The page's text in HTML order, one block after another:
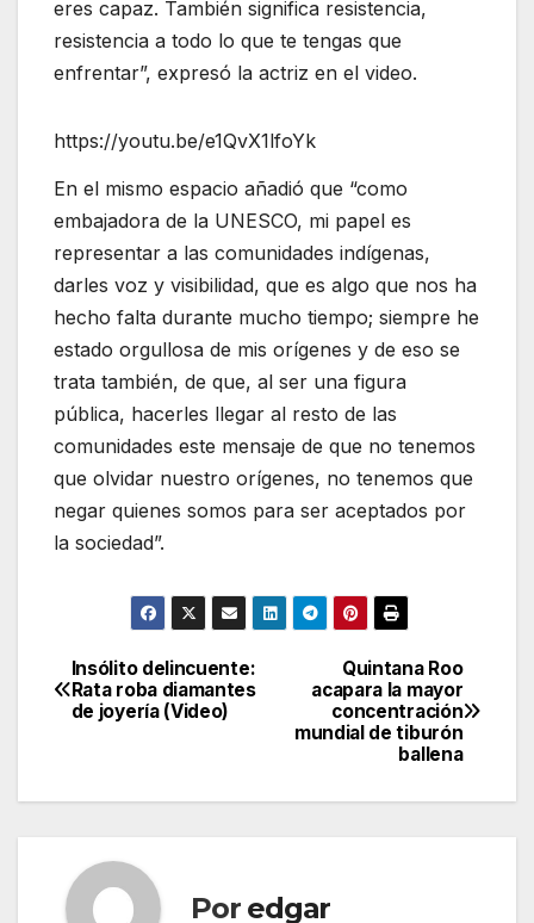
eres capaz. También significa resistencia,
resistencia a todo lo que te tengas que
enfrentar”, expresó la actriz en el video.
https://youtu.be/e1QvX1lfoYk
En el mismo espacio añadió que “como
embajadora de la UNESCO, mi papel es
representar a las comunidades indígenas,
darles voz y visibilidad, que es algo que nos ha
hecho falta durante mucho tiempo; siempre he
estado orgullosa de mis orígenes y de eso se
trata también, de que, al ser una figura
pública, hacerles llegar al resto de las
comunidades este mensaje de que no tenemos
que olvidar nuestro orígenes, no tenemos que
negar quienes somos para ser aceptados por
la sociedad”.
Navegación
de
Quintana Roo
acapara la mayor
concentración
mundial de tiburón
ballena
Insólito delincuente:
Rata roba diamantes
de joyería (Video)
Por edgar